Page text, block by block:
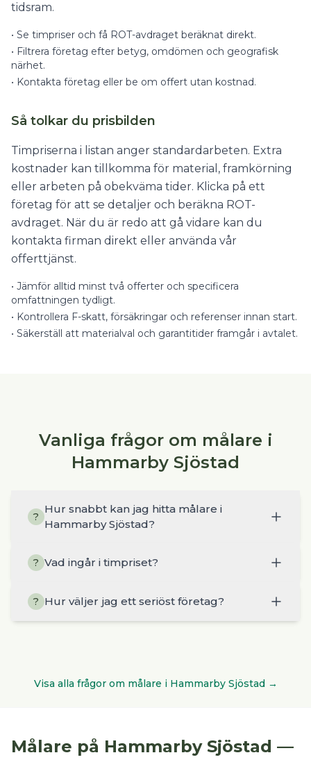
tidsram.
• Se timpriser och få ROT-avdraget beräknat direkt.
• Filtrera företag efter betyg, omdömen och geografisk
närhet.
• Kontakta företag eller be om offert utan kostnad.
Så tolkar du prisbilden
Timpriserna i listan anger standardarbeten. Extra
kostnader kan tillkomma för material, framkörning
eller arbeten på obekväma tider. Klicka på ett
företag för att se detaljer och beräkna ROT-
avdraget. När du är redo att gå vidare kan du
kontakta firman direkt eller använda vår
offerttjänst.
• Jämför alltid minst två offerter och specificera
omfattningen tydligt.
• Kontrollera F-skatt, försäkringar och referenser innan start.
• Säkerställ att materialval och garantitider framgår i avtalet.
Vanliga frågor om målare i
Hammarby Sjöstad
?
Hur snabbt kan jag hitta målare i
Hammarby Sjöstad?
? Vad ingår i timpriset?
? Hur väljer jag ett seriöst företag?
Visa alla frågor om målare i Hammarby Sjöstad→
Målare på Hammarby Sjöstad —